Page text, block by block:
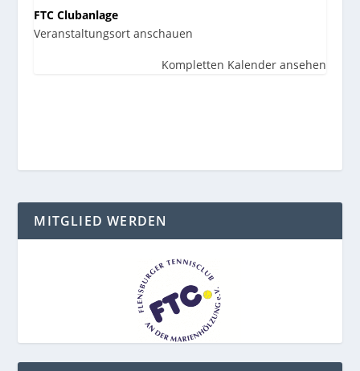
FTC Clubanlage
Veranstaltungsort anschauen
Kompletten Kalender ansehen
MITGLIED WERDEN